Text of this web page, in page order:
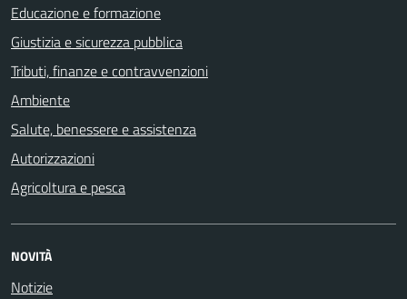
Educazione e formazione
Giustizia e sicurezza pubblica
Tributi, finanze e contravvenzioni
Ambiente
Salute, benessere e assistenza
Autorizzazioni
Agricoltura e pesca
NOVITÀ
Notizie